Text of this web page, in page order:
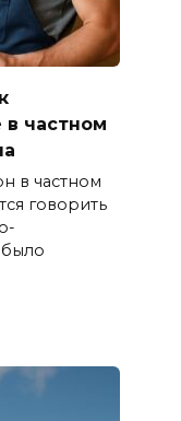
в частном
в частном
говорить